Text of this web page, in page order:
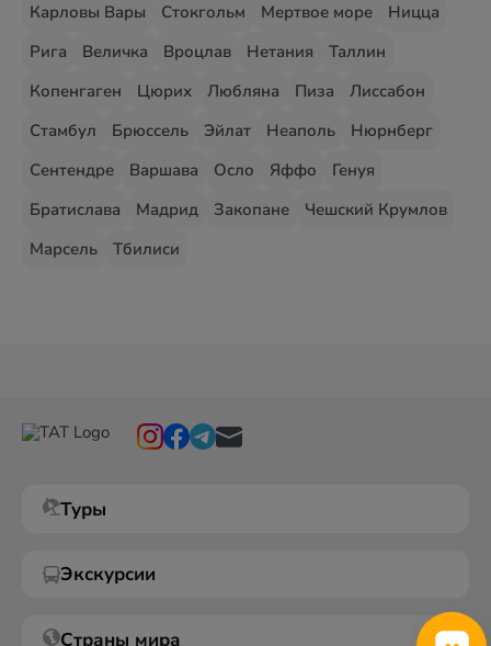
Карловы Вары
Стокгольм Мертвое море
Ницца
Рига
Величка Вроцлав Нетания
Таллин
Копенгаген
Цюрих Любляна Пиза
Лиссабон
Стамбул
Брюссель Эйлат Неаполь
Нюрнберг
Сентендре
Варшава Осло Яффо
Генуя
Братислава
Мадрид Закопане
Чешский Крумлов
Марсель
Тбилиси
Туры
Экскурсии
Страны мира